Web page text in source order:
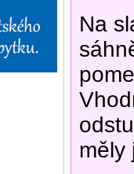
Na
měly